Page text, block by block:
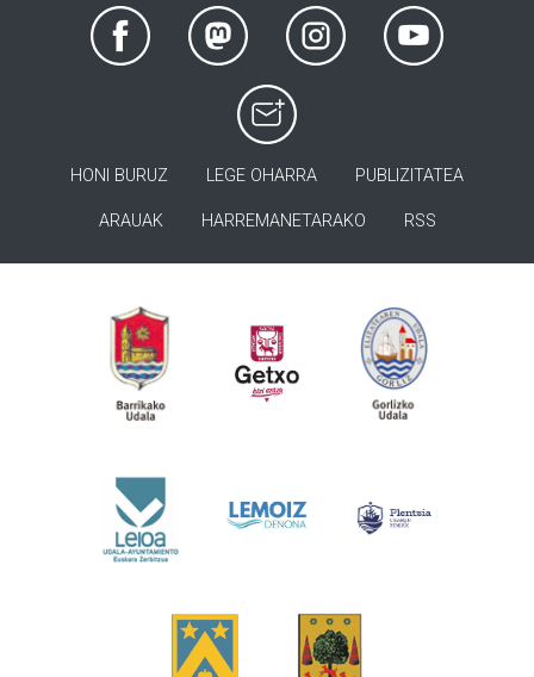
HONI BURUZ LEGE OHARRA PUBLIZITATEA
ARAUAK HARREMANETARAKO RSS